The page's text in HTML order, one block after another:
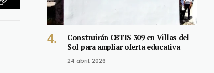
Copy
Construirán CBTIS 309 en Villas del
Sol para ampliar oferta educativa
24 abril, 2026